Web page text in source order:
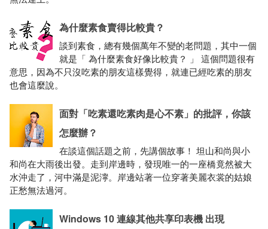
為什麼素食賣得比較貴？
談到素食，總有幾個萬年不變的老問題，其中一個
就是「 為什麼素食好像比較貴？ 」 這個問題很有
意思，因為不只沒吃素的朋友這樣覺得，就連已經吃素的朋友
也會這麼說。
面對「吃素還吃素肉是心不素」的批評，你該
怎麼辦？
在談這個話題之前，先講個故事！ 坦山和尚與小
和尚在大雨後出發。走到岸邊時，發現唯一的一座橋竟然被大
水沖走了，河中滿是泥濘。岸邊站著一位穿著美麗衣裳的姑娘
正愁無法過河。
Windows 10 連線其他共享印表機 出現